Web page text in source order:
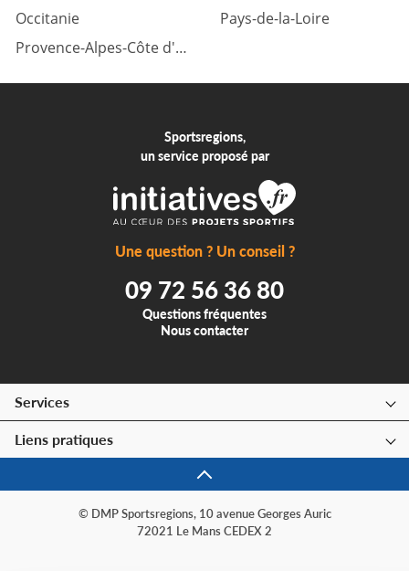
Occitanie
Pays-de-la-Loire
Provence-Alpes-Côte d'azur
Sportsregions,
un service proposé par
Une question ? Un conseil ?
09 72 56 36 80
Questions fréquentes
Nous contacter
Services
Liens pratiques
© DMP Sportsregions, 10 avenue Georges Auric
72021 Le Mans CEDEX 2